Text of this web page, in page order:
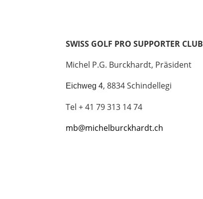
SWISS GOLF PRO SUPPORTER CLUB
Michel P.G. Burckhardt, Präsident
Eichweg 4, 8834 Schindellegi
Tel + 41 79 313 14 74
mb@michelburckhardt.ch